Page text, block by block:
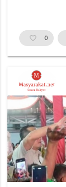
favorite_border 0